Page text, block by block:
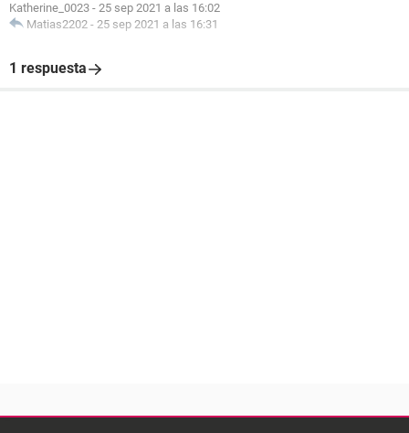
Katherine_0023 - 25 sep 2021 a las 16:02
Matias2202 - 25 sep 2021 a las 16:31
1 respuesta